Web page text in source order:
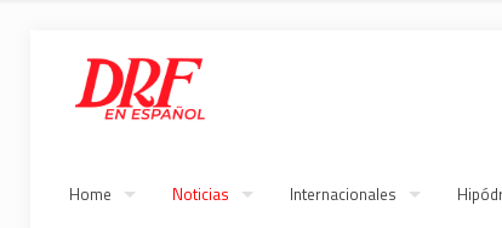
Home Noticias Internacionales